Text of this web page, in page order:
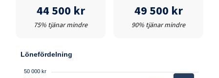
44 500 kr
75% tjänar mindre
49 500 kr
90% tjänar mindre
Lönefördelning
50 000 kr